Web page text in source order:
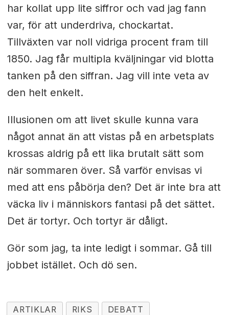
har kollat upp lite siffror och vad jag fann
var, för att underdriva, chockartat.
Tillväxten var noll vidriga procent fram till
1850. Jag får multipla kväljningar vid blotta
tanken på den siffran. Jag vill inte veta av
den helt enkelt.
Illusionen om att livet skulle kunna vara
något annat än att vistas på en arbetsplats
krossas aldrig på ett lika brutalt sätt som
när sommaren över. Så varför envisas vi
med att ens påbörja den? Det är inte bra att
väcka liv i människors fantasi på det sättet.
Det är tortyr. Och tortyr är dåligt.
Gör som jag, ta inte ledigt i sommar. Gå till
jobbet istället. Och dö sen.
ARTIKLAR RIKS DEBATT